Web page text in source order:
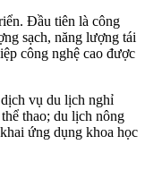
Đầu tiên là công
sạch, năng lượng tái
công nghệ cao được
vụ du lịch nghỉ
thao; du lịch nông
ứng dụng khoa học